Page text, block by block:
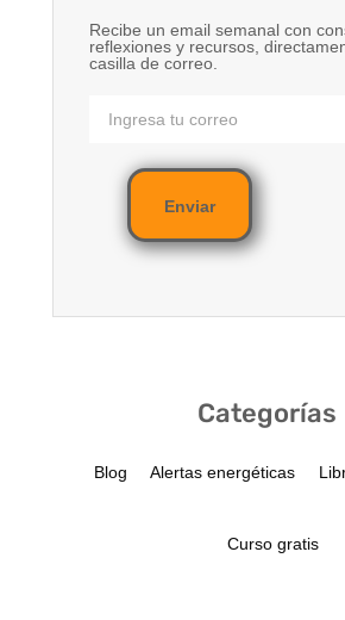
Recibe un email semanal con
reflexiones y recursos,
casilla de correo.
Enviar
Categorías
Blog Alertas energéticas
Curso gratis